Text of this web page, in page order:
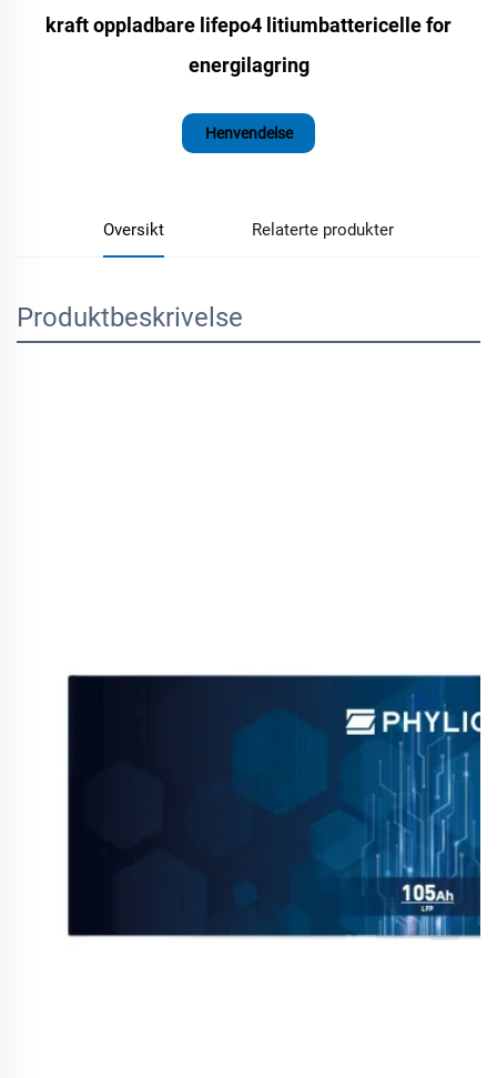
kraft oppladbare lifepo4 litiumbattericelle for
energilagring
Henvendelse
Oversikt Relaterte produkter
Produktbeskrivelse